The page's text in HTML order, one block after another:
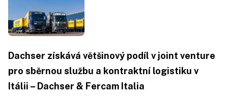
Dachser získává většinový podíl v joint venture
pro sběrnou službu a kontraktní logistiku v
Itálii – Dachser & Fercam Italia